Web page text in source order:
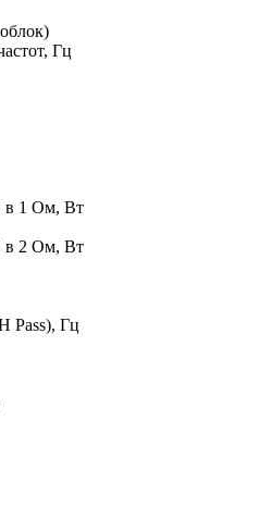
Гц
в 1 Ом, Вт
в 2 Ом, Вт
Pass), Гц